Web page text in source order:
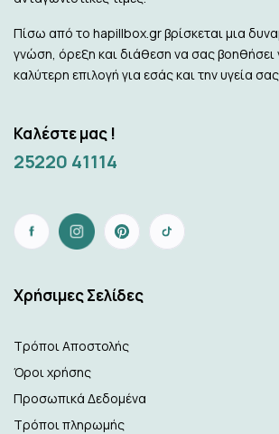
Πίσω από το hapillbox.gr βρίσκεται μια
γνώση, όρεξη και διάθεση να σας βοηθήσει
καλύτερη επιλογή για εσάς και την υγεία
Καλέστε μας !
25220 41114
Xρήσιμες Σελίδες
Τρόποι Αποστολής
Όροι χρήσης
Προσωπικά Δεδομένα
Τρόποι πληρωμής